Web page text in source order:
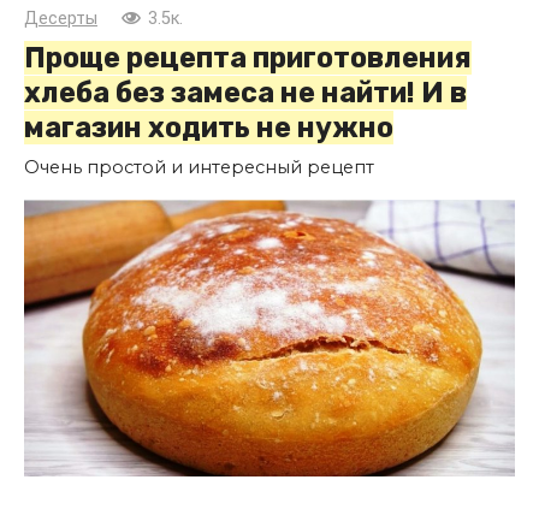
Десерты 3.5к.
Проще рецепта приготовления
хлеба без замеса не найти! И в
магазин ходить не нужно
Очень простой и интересный рецепт